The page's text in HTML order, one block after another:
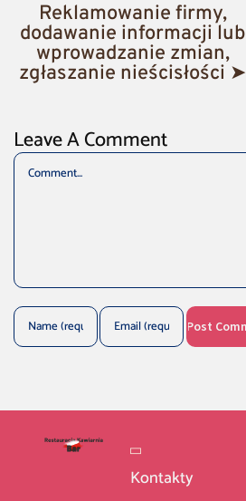
Reklamowanie firmy,
dodawanie informacji lub
wprowadzanie zmian,
zgłaszanie nieścisłości ➤
Leave A Comment
Comment
Kontakty